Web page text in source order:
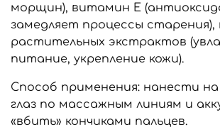
морщин), витамин E
замедляет процессы старения),
растительных экстрактов
питание, укрепление кожи).
Способ применения: нанести на
глаз по массажным линиям и
«вбить» кончиками пальцев.